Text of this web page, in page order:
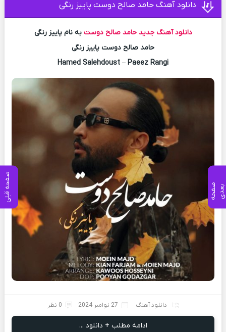
دانلود آهنگ حامد صالح دوست پاییز رنگی
دانلود آهنگ جدید حامد صالح دوست به نام پاییز رنگی
حامد صالح دوست پاییز رنگی
Hamed Salehdoust – Paeez Rangi
دانلود آهنگ 27 نوامبر 2024 0 نظر
ادامه مطلب + دانلود ...
ص
ف
ح
ه ب ع
د ی صفحه قبلی